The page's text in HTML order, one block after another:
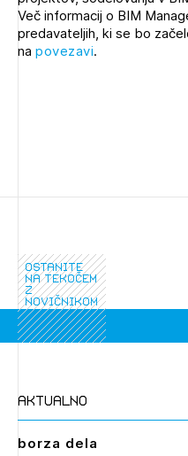
Izbrana vsebina
POZABLJENO GESLO
REGISTRIRAJTE SE
Več informacij o BIM
predavateljih, ki se bo
na povezavi.
ostanite
na tekočem
z
novičnikom
aktualno
borza dela
Dnevne medijske